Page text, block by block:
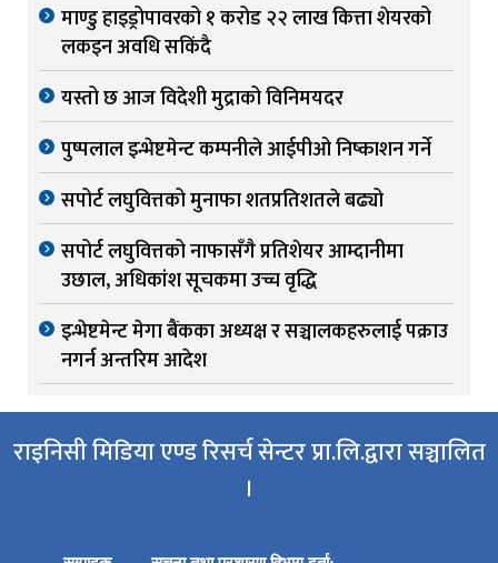
माण्डु हाइड्रोपावरको १ करोड २२ लाख कित्ता शेयरको
लकइन अवधि सकिंदै
यस्तो छ आज विदेशी मुद्राको विनिमयदर
पुष्पलाल इन्भेष्टमेन्ट कम्पनीले आईपीओ निष्काशन गर्ने
सपोर्ट लघुवित्तको मुनाफा शतप्रतिशतले बढ्यो
सपोर्ट लघुवित्तको नाफासँगै प्रतिशेयर आम्दानीमा
उछाल, अधिकांश सूचकमा उच्च वृद्धि
इन्भेष्टमेन्ट मेगा बैंकका अध्यक्ष र सञ्चालकहरुलाई पक्राउ
नगर्न अन्तरिम आदेश
राइनिसी मिडिया एण्ड रिसर्च सेन्टर प्रा.लि.द्वारा सञ्चालित
।